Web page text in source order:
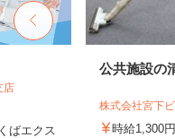
店
ばエクス
公共施設の
株式会社宮下
時給1,300